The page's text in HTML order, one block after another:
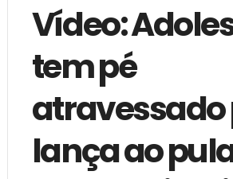
Vídeo:
tem pé
atravessado
lança ao